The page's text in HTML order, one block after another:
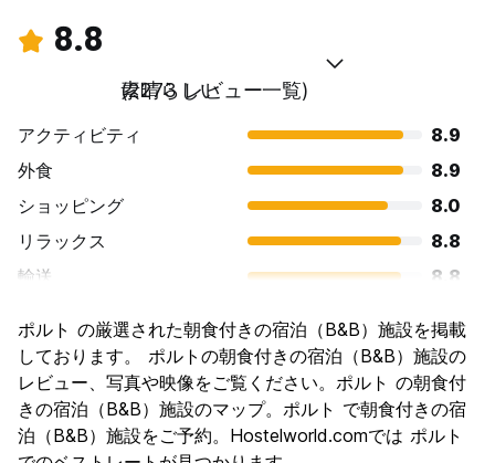
8.8
素晴らしい
(2273 レビュー一覧)
アクティビティ
8.9
外食
8.9
ショッピング
8.0
リラックス
8.8
輸送
8.8
文化
9.1
ナイトライフ
8.2
コストパフォーマンス
9.2
ポルト の厳選された朝食付きの宿泊（B&B）施設を掲載
しております。 ポルトの朝食付きの宿泊（B&B）施設の
レビュー、写真や映像をご覧ください。ポルト の朝食付
きの宿泊（B&B）施設のマップ。ポルト で朝食付きの宿
泊（B&B）施設をご予約。Hostelworld.comでは ポルト